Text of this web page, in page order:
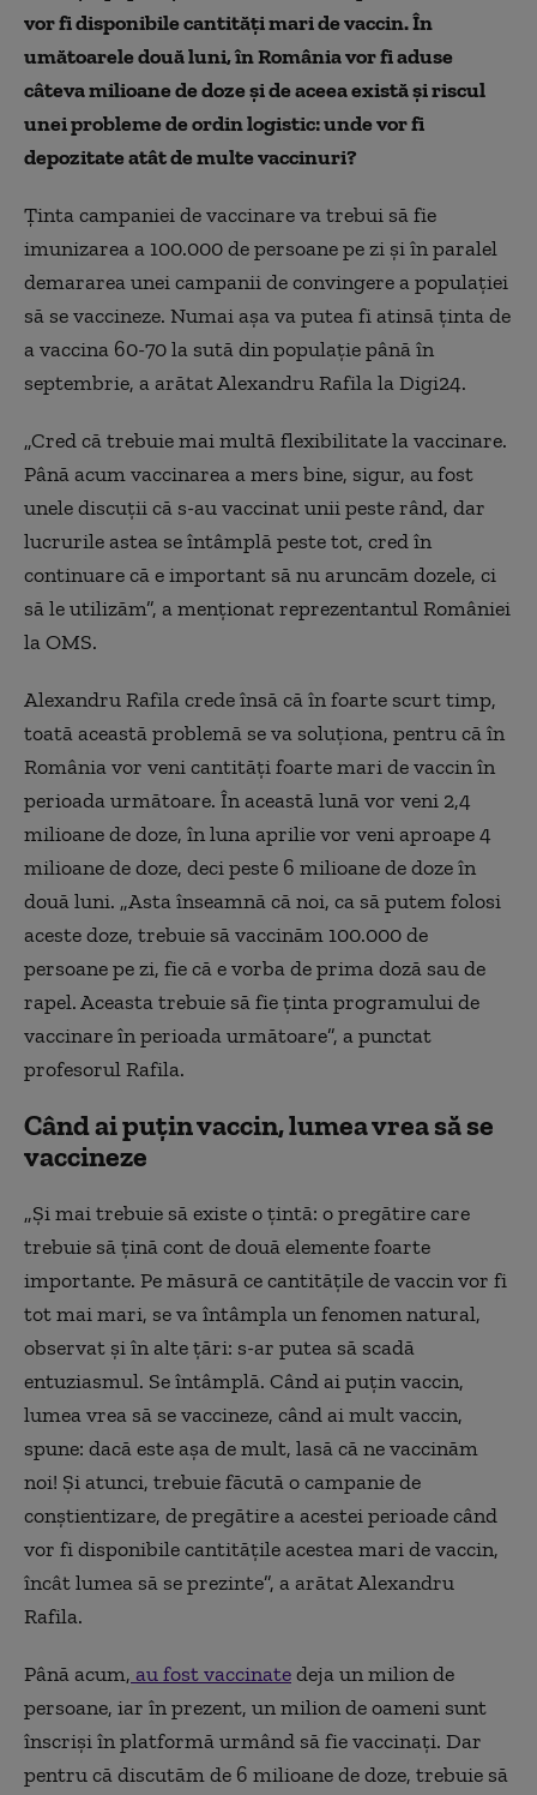
vor fi disponibile cantități mari de vaccin. În
umătoarele două luni, în România vor fi aduse
câteva milioane de doze și de aceea există și riscul
unei probleme de ordin logistic: unde vor fi
depozitate atât de multe vaccinuri?
Ținta campaniei de vaccinare va trebui să fie
imunizarea a 100.000 de persoane pe zi și în paralel
demararea unei campanii de convingere a populației
să se vaccineze. Numai așa va putea fi atinsă ținta de
a vaccina 60-70 la sută din populație până în
septembrie, a arătat Alexandru Rafila la Digi24.
„Cred că trebuie mai multă flexibilitate la vaccinare.
Până acum vaccinarea a mers bine, sigur, au fost
unele discuții că s-au vaccinat unii peste rând, dar
lucrurile astea se întâmplă peste tot, cred în
continuare că e important să nu aruncăm dozele, ci
să le utilizăm”, a menționat reprezentantul României
la OMS.
Alexandru Rafila crede însă că în foarte scurt timp,
toată această problemă se va soluționa, pentru că în
România vor veni cantități foarte mari de vaccin în
perioada următoare. În această lună vor veni 2,4
milioane de doze, în luna aprilie vor veni aproape 4
milioane de doze, deci peste 6 milioane de doze în
două luni. „Asta înseamnă că noi, ca să putem folosi
aceste doze, trebuie să vaccinăm 100.000 de
persoane pe zi, fie că e vorba de prima doză sau de
rapel. Aceasta trebuie să fie ținta programului de
vaccinare în perioada următoare”, a punctat
profesorul Rafila.
Când ai puțin vaccin, lumea vrea să se
vaccineze
„Și mai trebuie să existe o țintă: o pregătire care
trebuie să țină cont de două elemente foarte
importante. Pe măsură ce cantitățile de vaccin vor fi
tot mai mari, se va întâmpla un fenomen natural,
observat și în alte țări: s-ar putea să scadă
entuziasmul. Se întâmplă. Când ai puțin vaccin,
lumea vrea să se vaccineze, când ai mult vaccin,
spune: dacă este așa de mult, lasă că ne vaccinăm
noi! Și atunci, trebuie făcută o campanie de
conștientizare, de pregătire a acestei perioade când
vor fi disponibile cantitățile acestea mari de vaccin,
încât lumea să se prezinte”, a arătat Alexandru
Rafila.
Până acum, au fost vaccinatedeja un milion de
persoane, iar în prezent, un milion de oameni sunt
înscriși în platformă urmând să fie vaccinați. Dar
pentru că discutăm de 6 milioane de doze, trebuie să